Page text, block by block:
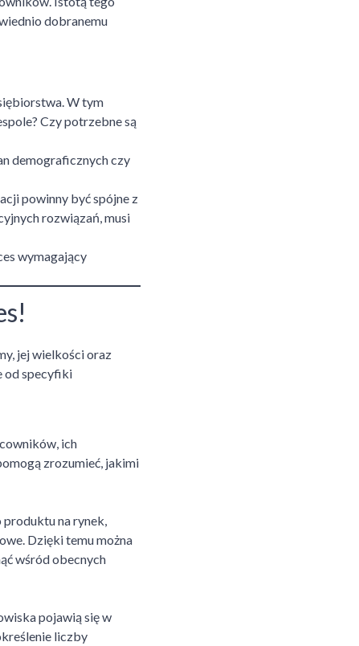
dobranemu
W tym
Czy potrzebne są
demograficznych czy
powinny być spójne z
rozwiązań, musi
wymagający
jej wielkości oraz
od specyfiki
ich
zrozumieć, jakimi
na rynek,
Dzięki temu można
wśród obecnych
pojawią się w
liczby